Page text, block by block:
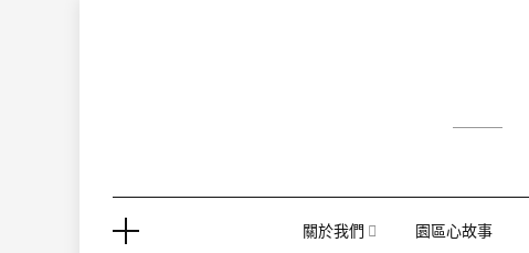
關於我們 園區心故事